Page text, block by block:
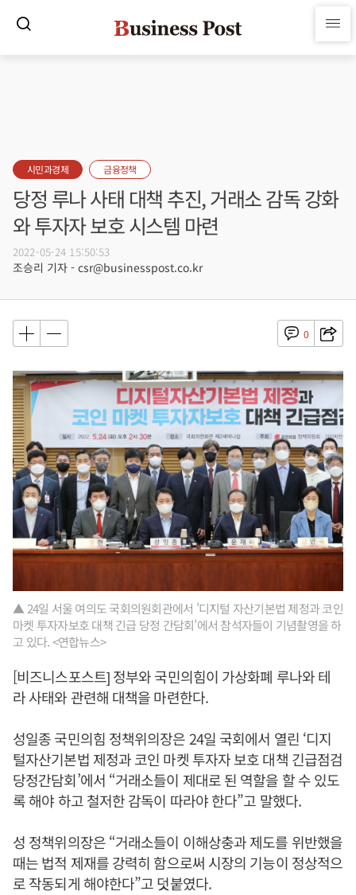
시민과경제 금융정책
당정 루나 사태 대책 추진, 거래소 감독 강화
와 투자자 보호 시스템 마련
2022-05-24 15:50:53
조승리 기자 - csr@businesspost.co.kr
0
▲ 24일 서울 여의도 국회의원회관에서 '디지털 자산기본법 제정과 코인
마켓 투자자보호 대책 긴급 당정 간담회'에서 참석자들이 기념촬영을 하
고 있다. <연합뉴스>
[비즈니스포스트] 정부와 국민의힘이 가상화폐 루나와 테
라 사태와 관련해 대책을 마련한다.
성일종 국민의힘 정책위의장은 24일 국회에서 열린 ‘디지
털자산기본법 제정과 코인 마켓 투자자 보호 대책 긴급점검
당정간담회’에서 “거래소들이 제대로 된 역할을 할 수 있도
록 해야 하고 철저한 감독이 따라야 한다”고 말했다.
성 정책위의장은 “거래소들이 이해상충과 제도를 위반했을
때는 법적 제재를 강력히 함으로써 시장의 기능이 정상적으
로 작동되게 해야한다”고 덧붙였다.